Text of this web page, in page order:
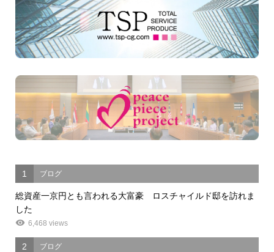
1 ブログ
総資産一京円とも言われる大富豪 ロスチャイルド邸を訪れま
した
6,468 views
2 ブログ